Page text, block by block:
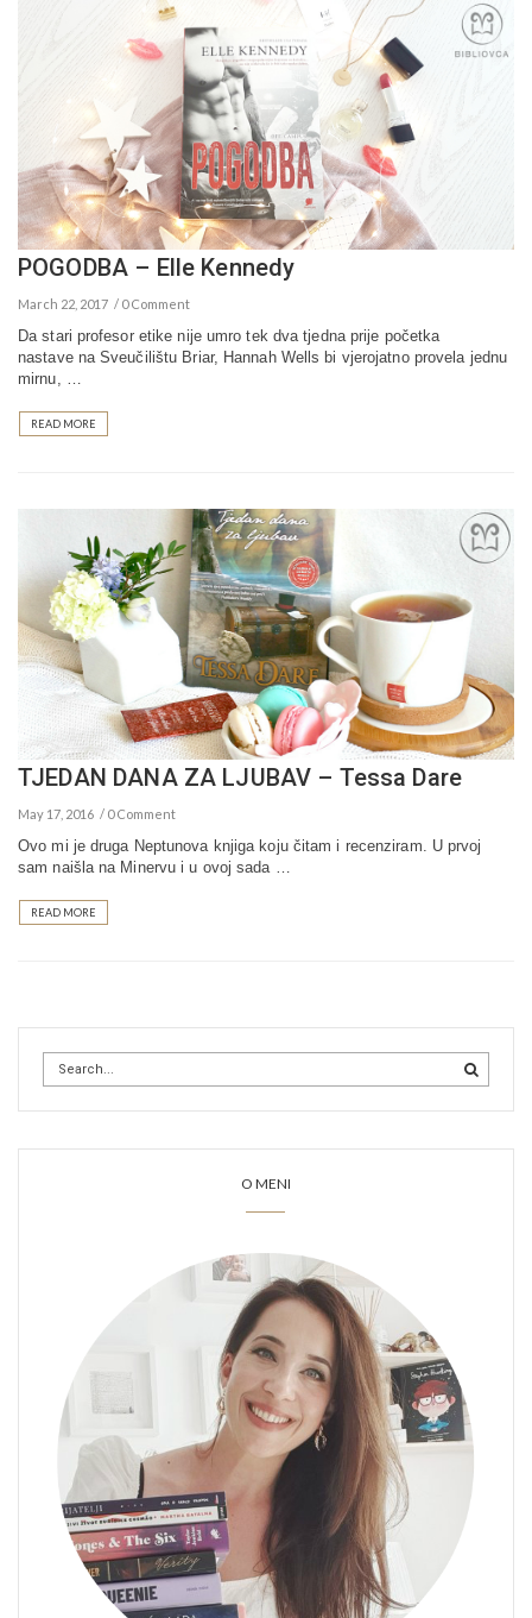
POGODBA – Elle Kennedy
March 22, 2017 0 Comment
Da stari profesor etike nije umro tek dva tjedna prije početka
nastave na Sveučilištu Briar, Hannah Wells bi vjerojatno provela jednu
mirnu, …
READ MORE
TJEDAN DANA ZA LJUBAV – Tessa Dare
May 17, 2016 0 Comment
Ovo mi je druga Neptunova knjiga koju čitam i recenziram. U prvoj
sam naišla na Minervu i u ovoj sada …
READ MORE
O MENI